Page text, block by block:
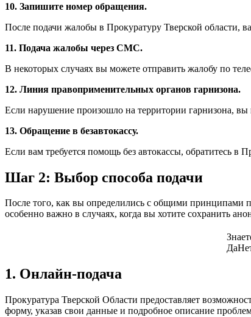
10. Запишите номер обращения.
После подачи жалобы в Прокуратуру Тверской области,
11. Подача жалобы через СМС.
В некоторых случаях вы можете отправить жалобу по
12. Линия правоприменительных органов гарнизона.
Если нарушение произошло на территории гарнизона,
13. Обращение в безавтокассу.
Если вам требуется помощь без автокассы, обратитесь в
Шаг 2: Выбор способа подачи
После того, как вы определились с общими принципами
особенно важно в случаях, когда вы хотите сохранить
Да
1. Онлайн-подача
Прокуратура Тверской Области предоставляет
форму, указав свои данные и подробное описание